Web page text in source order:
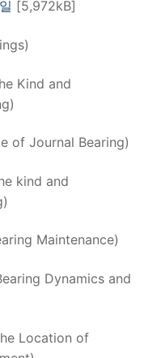
[5,972kB]
Kind and
of Journal Bearing)
kind and
Maintenance)
Dynamics and
Location of